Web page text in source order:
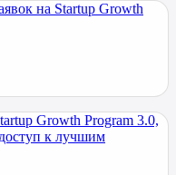
на Startup Growth
Growth Program 3.0,
к лучшим